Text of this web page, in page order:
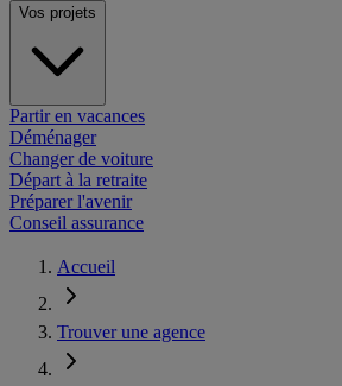
Vos projets
Partir en vacances
Déménager
Changer de voiture
Départ à la retraite
Préparer l'avenir
Conseil assurance
Accueil
Trouver une agence